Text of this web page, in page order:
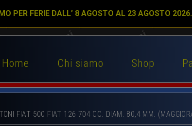
PER FERIE DALL’ 8 AGOSTO AL 23 AGOSTO 2026.
Home Chi siamo Shop
FIAT 500 FIAT 126 704 CC. DIAM. 80,4 MM.